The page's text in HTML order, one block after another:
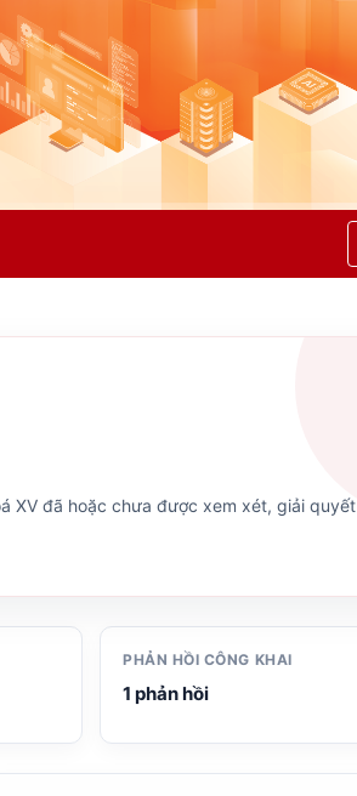
XV đã hoặc chưa được xem xét, giải quyết
PHẢN HỒI CÔNG KHAI
1 phản hồi